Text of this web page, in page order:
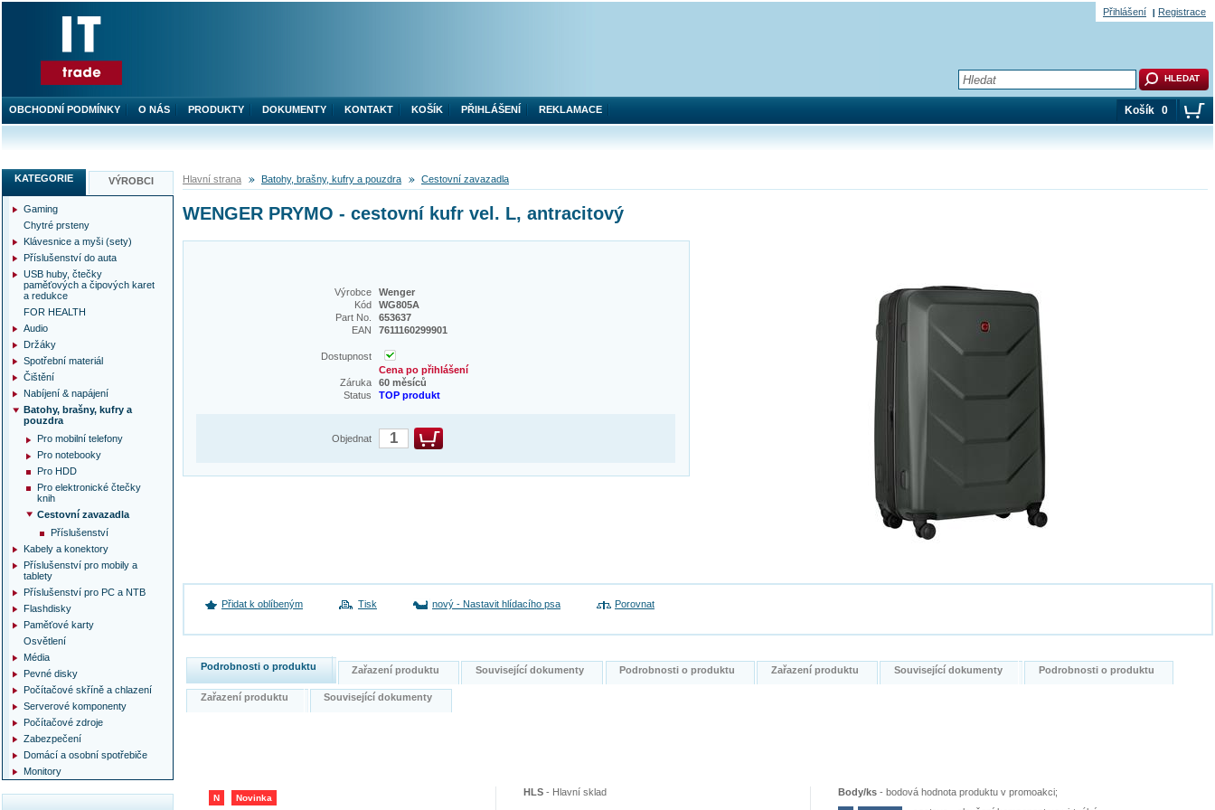
Hlavní strana Batohy, brašny, kufry a pouzdra Cestovní zavazadla
WENGER PRYMO - cestovní kufr vel. L, antracitový
Výrobce
Wenger
Kód
WG805A
Part No.
653637
EAN
7611160299901
Dostupnost
Cena po přihlášení
Záruka
60 měsíců
Status
TOP produkt
Objednat
Přidat k oblíbeným Tisk nový - Nastavit hlídacího psa Porovnat
Podrobnosti o produktu Zařazení produktu Související dokumenty Podrobnosti o produktu Zařazení produktu Související dokumenty Podrobnosti o produktu
Zařazení produktu Související dokumenty
N Novinka
HLS - Hlavní sklad Body/ks - bodová hodnota produktu v promoakci;
KATEGORIE VÝROBCI
Gaming
Chytré prsteny
Klávesnice a myši (sety)
Příslušenství do auta
USB huby, čtečky
paměťových a čipových karet
a redukce
FOR HEALTH
Audio
Držáky
Spotřební materiál
Čištění
Nabíjení & napájení
Batohy, brašny, kufry a
pouzdra
Pro mobilní telefony
Pro notebooky
Pro HDD
Pro elektronické čtečky
knih
Cestovní zavazadla
Příslušenství
Kabely a konektory
Příslušenství pro mobily a
tablety
Příslušenství pro PC a NTB
Flashdisky
Paměťové karty
Osvětlení
Média
Pevné disky
Počítačové skříně a chlazení
Serverové komponenty
Počítačové zdroje
Zabezpečení
Domácí a osobní spotřebiče
Monitory
OBCHODNÍ PODMÍNKY O NÁS PRODUKTY DOKUMENTY KONTAKT KOŠÍK PŘIHLÁŠENÍ REKLAMACE Košík 0
Přihlášení Registrace